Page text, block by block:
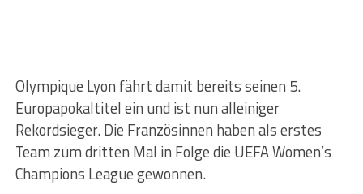
Olympique Lyon fährt damit bereits seinen 5.
Europapokaltitel ein und ist nun alleiniger
Rekordsieger. Die Französinnen haben als erstes
Team zum dritten Mal in Folge die UEFA Women’s
Champions League gewonnen.